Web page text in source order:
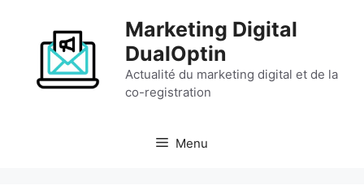
contenu
Marketing Digital
DualOptin
Actualité du marketing digital et de la
co-registration
Menu